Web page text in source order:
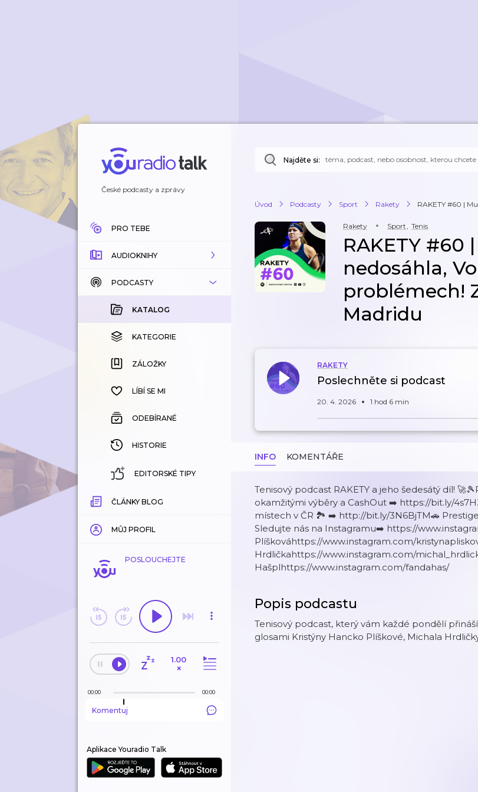
České podcasty a zprávy
PRO TEBE
AUDIOKNIHY
KATALOG
KOUPENÉ
KATEGORIE
ZÁLOŽKY
HISTORIE
PODCASTY
KATALOG
KATEGORIE
ZÁLOŽKY
LÍBÍ SE MI
ODEBÍRANÉ
HISTORIE
EDITORSKÉ TIPY
ČLÁNKY BLOG
MŮJ PROFIL
POSLOUCHEJTE
1.00
×
00:00 00:00
Komentuj
Aplikace Youradio Talk
Najděte si:
Úvod Podcasty Sport Rakety RAKETY #60 |
Rakety Sport, Tenis
RAKETY #60
nedosáhla,
problémech!
Madridu
RAKETY
Poslechněte si podcast
20. 4. 2026 1 hod 6 min
INFO KOMENTÁŘE
Tenisový podcast RAKETY a jeho šedesátý díl!
okamžitými výběry a CashOut ➡️ https://bit.ly/
místech v ČR 🏞️ ➡️ http://bit.ly/3N6BjTM🚗
Sledujte nás na Instagramu➡️ https://
Plíškováhttps://www.instagram.com/
Hrdličkahttps://www.instagram.com/
Hašplhttps://www.instagram.com/fandahas/
Popis podcastu
Tenisový podcast, který vám každé pondělí
glosami Kristýny Hancko Plíškové, Michala